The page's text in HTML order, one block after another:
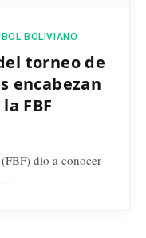
BOLIVIANO
torneo de
encabezan
FBF
dio a conocer